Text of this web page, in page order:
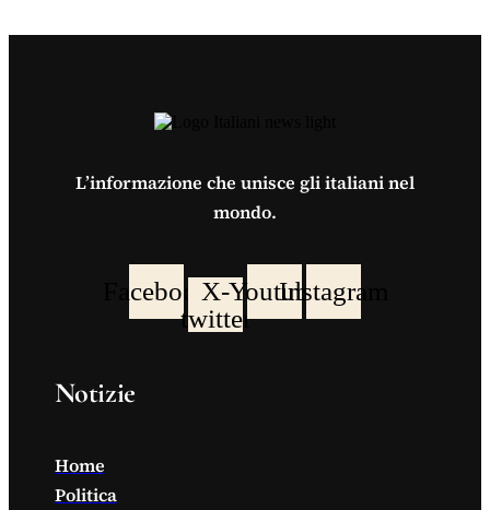
L’informazione che unisce gli italiani nel
mondo.
FacebookX-
twitter
YoutubeInstagram
Notizie
Home
Politica